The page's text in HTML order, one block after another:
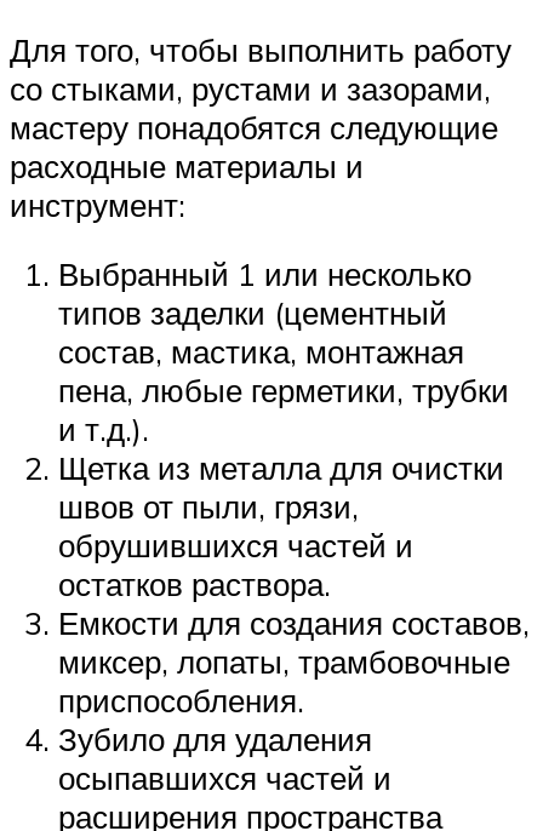
Для того, чтобы выполнить работу
со стыками, рустами и зазорами,
мастеру понадобятся следующие
расходные материалы и
инструмент:
Выбранный 1 или несколько
типов заделки (цементный
состав, мастика, монтажная
пена, любые герметики, трубки
и т.д.).
Щетка из металла для очистки
швов от пыли, грязи,
обрушившихся частей и
остатков раствора.
Емкости для создания составов,
миксер, лопаты, трамбовочные
приспособления.
Зубило для удаления
осыпавшихся частей и
расширения пространства